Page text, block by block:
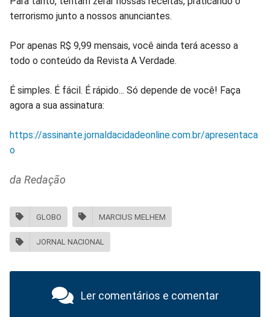
terrorismo junto a nossos anunciantes.
Por apenas R$ 9,99 mensais, você ainda terá acesso a
todo o conteúdo da Revista A Verdade.
É simples. É fácil. É rápido... Só depende de você! Faça
agora a sua assinatura:
https://assinante.jornaldacidadeonline.com.br/apresentaca
o
da Redação
GLOBO MARCIUS MELHEM
JORNAL NACIONAL
Ler comentários e comentar